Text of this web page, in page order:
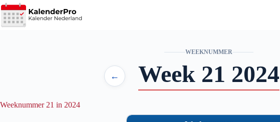
Ga
naar
de
WEEKNUMMER
← Week 21 2024
Weeknummer 21 in 2024